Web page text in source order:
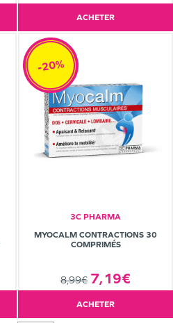
ACHETER
3C PHARMA
MYOCALM CONTRACTIONS 30
COMPRIMÉS
8,99€ 7,19€
-20%
ACHETER